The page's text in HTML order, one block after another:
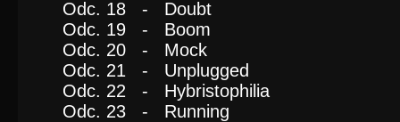
Odc. 18 - Doubt
Odc. 19 - Boom
Odc. 20 - Mock
Odc. 21 - Unplugged
Odc. 22 - Hybristophilia
Odc. 23 - Running